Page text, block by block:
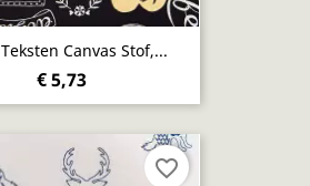
Canvas Stof,...
€ 5,73
favorite_border